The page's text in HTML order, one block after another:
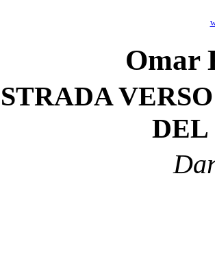
Omar
DEL